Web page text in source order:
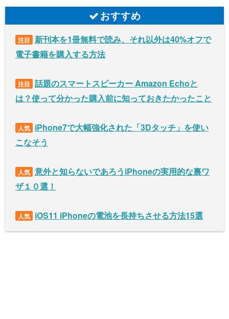
おすすめ
注目
新刊本を1冊無料で読み、それ以外は40%オフで
電子書籍を購入する方法
注目
話題のスマートスピーカー Amazon Echoと
は？使って分かった購入前に知っておきたかったこと
人気 iPhone7で大幅強化された「3Dタッチ」を使い
こなそう
人気 意外と知らないであろうiPhoneの実用的な裏ワ
ザ１０選！
人気 iOS11 iPhoneの電池を長持ちさせる方法15選